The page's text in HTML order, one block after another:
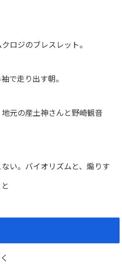
ロジのブレスレット。
で走り出す朝。
元の産土神さんと野崎観音
い。バイオリズムと、煽りす